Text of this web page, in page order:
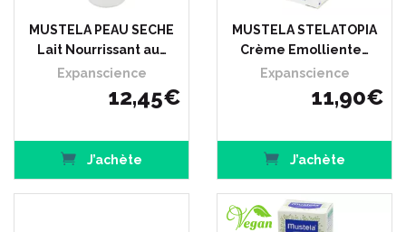
MUSTELA PEAU SECHE
Lait Nourrissant au…
Expanscience
12,45€
J’achète
MUSTELA STELATOPIA
Crème Emolliente…
Expanscience
11,90€
J’achète